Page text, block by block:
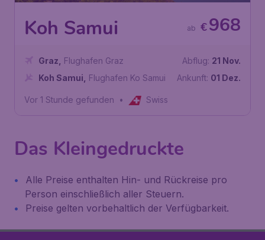
Koh Samui €968
ab
Graz
Flughafen Graz
Koh Samui
Flughafen Ko Samui
Abflug: 21 Nov.
Ankunft: 01 Dez.
Vor 1 Stunde gefunden • Swiss
Das Kleingedruckte
Alle Preise enthalten Hin- und Rückreise pro
Person einschließlich aller Steuern.
Preise gelten vorbehaltlich der Verfügbarkeit.